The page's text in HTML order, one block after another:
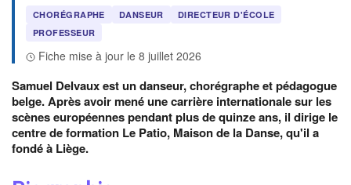
CHORÉGRAPHE DANSEUR
DIRECTEUR D'ÉCOLE
PROFESSEUR
Fiche mise à jour le 8 juillet 2026
Samuel Delvaux est un danseur, chorégraphe et pédagogue
belge. Après avoir mené une carrière internationale sur les
scènes européennes pendant plus de quinze ans, il dirige le
centre de formation Le Patio, Maison de la Danse, qu'il a
fondé à Liège.